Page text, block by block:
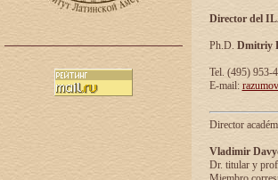
Director del
Ph.D. Dmitriy
Tel. (495) 953-
E-mail:
Director
Vladimir
Dr. titular y